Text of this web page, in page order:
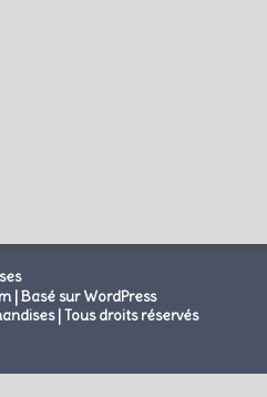
|Basé sur WordPress
| Tous droits réservés